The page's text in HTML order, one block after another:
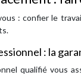
: confier le
: la
qualifié vous